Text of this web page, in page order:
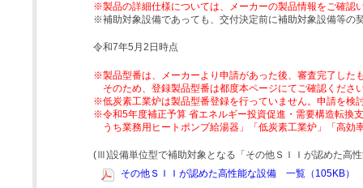
※製品の詳細仕様については、メーカーの製品情報をご確認
※補助対象設備であっても、交付決定前に補助対象設備等の
令和7年5月2日時点
※製品型番は、メーカーより申請があった後、審査完了した
そのため、登録製品型番は都度本ページにてご確認くださ
※低炭素工業炉は製品型番登録を行っていません。申請を検
※令和5年度補正予算 省エネルギー投資促進・需要構造転換
うち業務用ヒートポンプ給湯器」「低炭素工業炉」「高
(Ⅲ)設備単位型で補助対象となる「その他ＳＩＩが認めた高
その他ＳＩＩが認めた高性能な設備 一覧（105KB）